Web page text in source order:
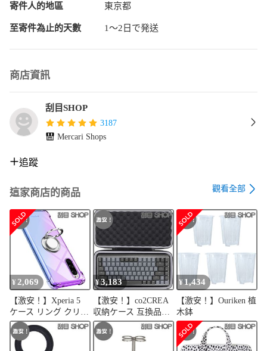
寄件人的地區 東京都
至寄件為止的天數 1〜2日で発送
商店資訊
刮目SHOP
3187
Mercari Shops
追蹤
這家商店的商品 觀看全部
¥ 2,069
【激安！】Xperia 5
ケース リング クリア
TPU シリコン リング
付き薄型 グラデーシ
ョン色 ケース 軽量シ
¥3,183
【激安！】co2CREA
収納ケース 互換品
KX850 MX
MECHANICAL MINI/
KX850M MX
¥ 1,434
【激安！】Ouriken 植
木鉢